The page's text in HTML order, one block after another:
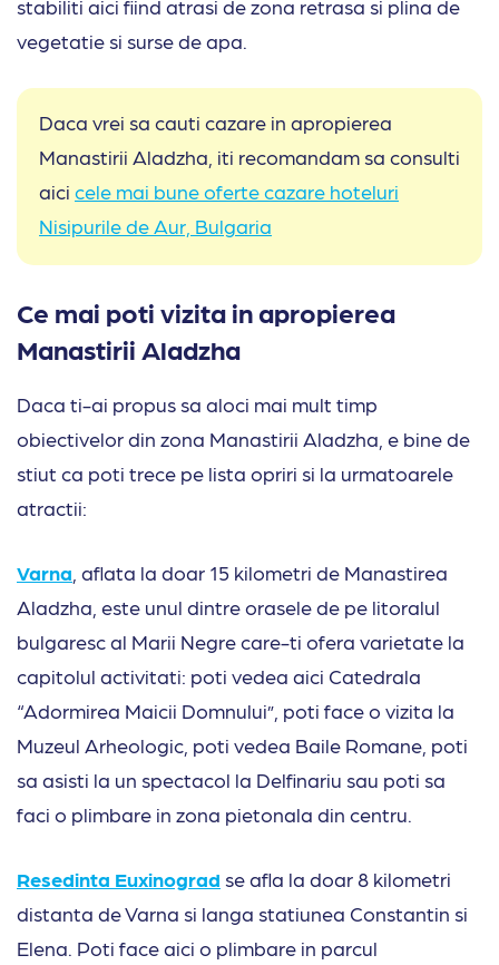
stabiliti aici fiind atrasi de zona retrasa si plina de
vegetatie si surse de apa.
Daca vrei sa cauti cazare in apropierea
Manastirii Aladzha, iti recomandam sa consulti
aici cele mai bune oferte cazare hoteluri
Nisipurile de Aur, Bulgaria
Ce mai poti vizita in apropierea
Manastirii Aladzha
Daca ti-ai propus sa aloci mai mult timp
obiectivelor din zona Manastirii Aladzha, e bine de
stiut ca poti trece pe lista opriri si la urmatoarele
atractii:
Varna , aflata la doar 15 kilometri de Manastirea
Aladzha, este unul dintre orasele de pe litoralul
bulgaresc al Marii Negre care-ti ofera varietate la
capitolul activitati: poti vedea aici Catedrala
“Adormirea Maicii Domnului”, poti face o vizita la
Muzeul Arheologic, poti vedea Baile Romane, poti
sa asisti la un spectacol la Delfinariu sau poti sa
faci o plimbare in zona pietonala din centru.
Resedinta Euxinograd se afla la doar 8 kilometri
distanta de Varna si langa statiunea Constantin si
Elena. Poti face aici o plimbare in parcul